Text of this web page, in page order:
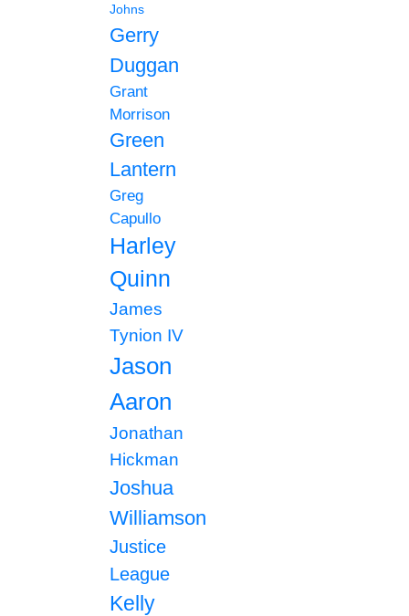
Johns
Gerry
Duggan
Grant
Morrison
Green
Lantern
Greg
Capullo
Harley
Quinn
James
Tynion IV
Jason
Aaron
Jonathan
Hickman
Joshua
Williamson
Justice
League
Kelly